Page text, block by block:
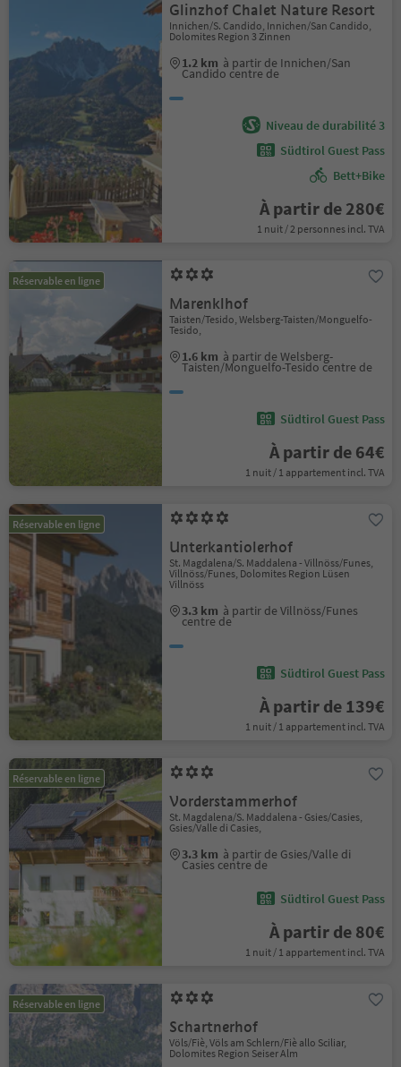
Glinzhof Chalet Nature Resort
Innichen/S. Candido, Innichen/San Candido,
Dolomites Region 3 Zinnen
1.2 km à partir de Innichen/San
Candido centre de
Niveau de durabilité 3
Südtirol Guest Pass
Bett+Bike
À partir de 280€
1 nuit / 2 personnes incl. TVA
Réservable en ligne
Marenklhof
Taisten/Tesido, Welsberg-Taisten/Monguelfo-
Tesido,
1.6 km à partir de Welsberg-
Taisten/Monguelfo-Tesido centre de
Südtirol Guest Pass
À partir de 64€
1 nuit / 1 appartement incl. TVA
Réservable en ligne
Unterkantiolerhof
St. Magdalena/S. Maddalena - Villnöss/Funes,
Villnöss/Funes, Dolomites Region Lüsen
Villnöss
3.3 km à partir de Villnöss/Funes
centre de
Südtirol Guest Pass
À partir de 139€
1 nuit / 1 appartement incl. TVA
Réservable en ligne
Vorderstammerhof
St. Magdalena/S. Maddalena - Gsies/Casies,
Gsies/Valle di Casies,
3.3 km à partir de Gsies/Valle di
Casies centre de
Südtirol Guest Pass
À partir de 80€
1 nuit / 1 appartement incl. TVA
Réservable en ligne
Schartnerhof
Völs/Fiè, Völs am Schlern/Fiè allo Sciliar,
Dolomites Region Seiser Alm